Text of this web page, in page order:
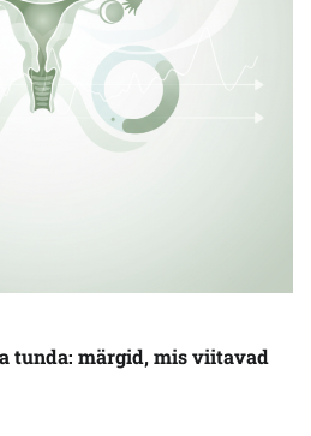
tunda: märgid, mis viitavad